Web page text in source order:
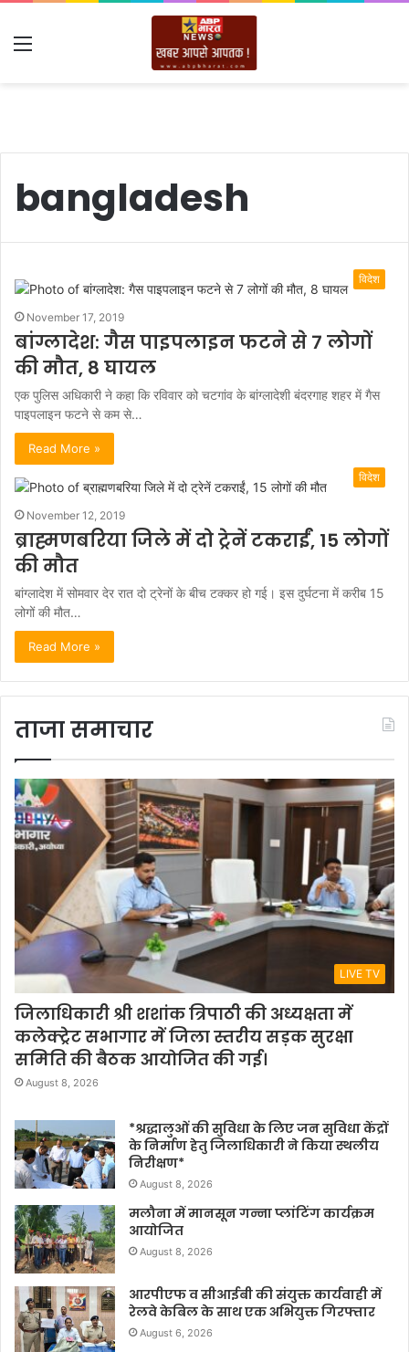
Menu
bangladesh
विदेश
November 17, 2019
बांग्लादेश: गैस पाइपलाइन फटने से 7 लोगों
की मौत, 8 घायल
एक पुलिस अधिकारी ने कहा कि रविवार को चटगांव के बांग्लादेशी बंदरगाह शहर में गैस
पाइपलाइन फटने से कम से…
Read More »
विदेश
November 12, 2019
ब्राह्मणबरिया जिले में दो ट्रेनें टकराईं, 15 लोगों
की मौत
बांग्लादेश में सोमवार देर रात दो ट्रेनों के बीच टक्कर हो गई। इस दुर्घटना में करीब 15
लोगों की मौत…
Read More »
ताजा समाचार
LIVE TV
जिलाधिकारी श्री शशांक त्रिपाठी की अध्यक्षता में
कलेक्ट्रेट सभागार में जिला स्तरीय सड़क सुरक्षा
समिति की बैठक आयोजित की गई।
August 8, 2026
*श्रद्धालुओं की सुविधा के लिए जन सुविधा केंद्रों
के निर्माण हेतु जिलाधिकारी ने किया स्थलीय
निरीक्षण*
August 8, 2026
मलौना में मानसून गन्ना प्लांटिंग कार्यक्रम
आयोजित
August 8, 2026
आरपीएफ व सीआईबी की संयुक्त कार्यवाही में
रेलवे केबिल के साथ एक अभियुक्त गिरफ्तार
August 6, 2026